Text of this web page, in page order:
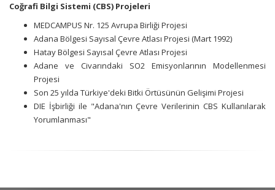
Coğrafi Bilgi Sistemi (CBS) Projeleri
MEDCAMPUS Nr. 125 Avrupa Birliği Projesi
Adana Bölgesi Sayısal Çevre Atlası Projesi (Mart 1992)
Hatay Bölgesi Sayısal Çevre Atlası Projesi
Adane ve Civarındaki SO2 Emisyonlarının Modellenmesi
Projesi
Son 25 yılda Türkiye'deki Bitki Örtüsünün Gelişimi Projesi
DIE İşbirliği ile "Adana'nın Çevre Verilerinin CBS Kullanılarak
Yorumlanması"